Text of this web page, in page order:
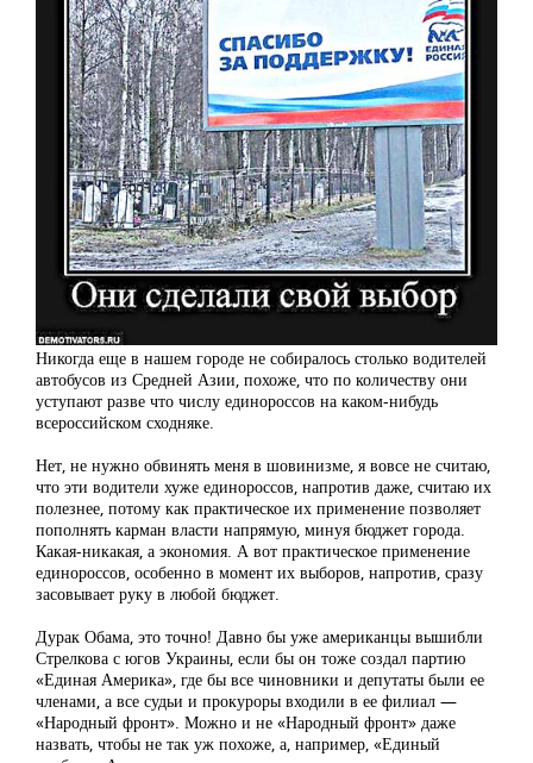
Никогда еще в нашем городе не собиралось столько водителей
автобусов из Средней Азии, похоже, что по количеству они
уступают разве что числу единороссов на каком-нибудь
всероссийском сходняке.
Нет, не нужно обвинять меня в шовинизме, я вовсе не считаю,
что эти водители хуже единороссов, напротив даже, считаю их
полезнее, потому как практическое их применение позволяет
пополнять карман власти напрямую, минуя бюджет города.
Какая-никакая, а экономия. А вот практическое применение
единороссов, особенно в момент их выборов, напротив, сразу
засовывает руку в любой бюджет.
Дурак Обама, это точно! Давно бы уже американцы вышибли
Стрелкова с югов Украины, если бы он тоже создал партию
«Единая Америка», где бы все чиновники и депутаты были ее
членами, а все судьи и прокуроры входили в ее филиал —
«Народный фронт». Можно и не «Народный фронт» даже
назвать, чтобы не так уж похоже, а, например, «Единый